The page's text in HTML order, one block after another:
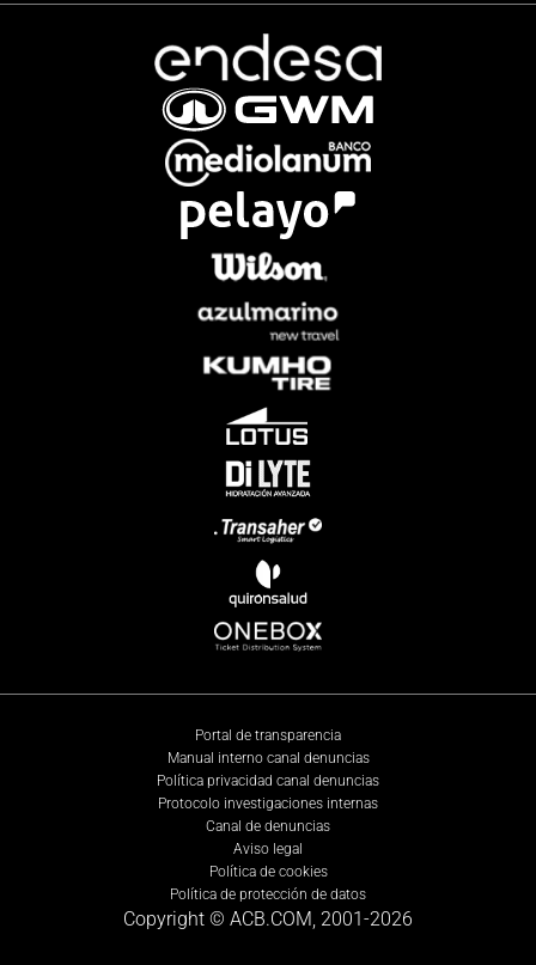
Portal de transparencia
Manual interno canal denuncias
Política privacidad canal denuncias
Protocolo investigaciones internas
Canal de denuncias
Aviso legal
Política de cookies
Política de protección de datos
Copyright © ACB.COM, 2001-2026